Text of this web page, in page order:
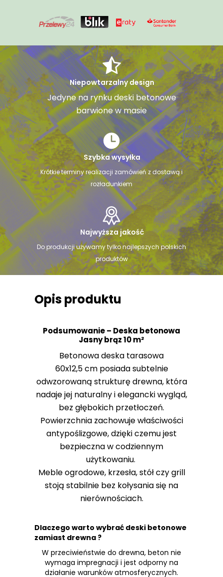
Szybka wysyłka
Krótkie terminy realizacji zamówień z dostawą i
rozładunkiem
Niepowtarzalny design
Jedyne na rynku deski betonowe
barwione w masie
Najwyższa jakość
Do produkcji używamy tylko najlepszych polskich
produktów
Opis produktu
Podsumowanie – Deska betonowa
Jasny brąz 10 m²
Dlaczego warto wybrać deski betonowe
zamiast drewna ?
Betonowa deska tarasowa
60x12,5 cm posiada subtelnie
odwzorowaną strukturę drewna, która
nadaje jej naturalny i elegancki wygląd,
bez głębokich przetłoczeń.
Powierzchnia zachowuje właściwości
antypoślizgowe, dzięki czemu jest
bezpieczna w codziennym
użytkowaniu.
Meble ogrodowe, krzesła, stół czy grill
stoją stabilnie bez kołysania się na
nierównościach.
W przeciwieństwie do drewna, beton nie
wymaga impregnacji i jest odporny na
działanie warunków atmosferycznych.